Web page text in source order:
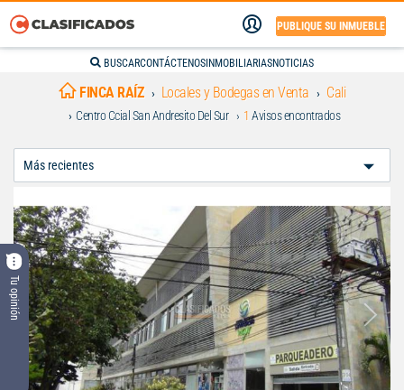
PUBLIQUE SU INMUEBLE
BUSCARCONTÁCTENOS INMOBILIARIASNOTICIAS
Tu opinión
FINCA RAÍZ Locales y Bodegas en Venta Cali
Centro Ccial San Andresito Del Sur 1 Avisos encontrados